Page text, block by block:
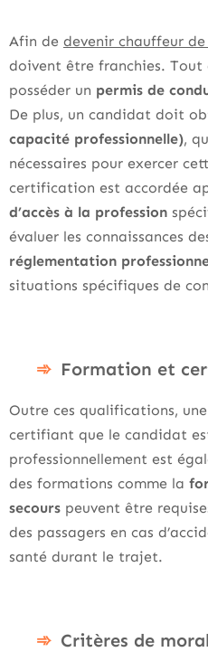
Afin de devenir chauffeur
doivent être franchies.
posséder un permis de
De plus, un candidat doit
capacité professionnelle),
nécessaires pour exercer
certification est accordée
d’accès à la profession
évaluer les connaissances
réglementation
situations spécifiques de
Formation et
Outre ces qualifications, une
certifiant que le candidat
professionnellement est
des formations comme la
secours peuvent être
des passagers en cas
santé durant le trajet.
Critères de